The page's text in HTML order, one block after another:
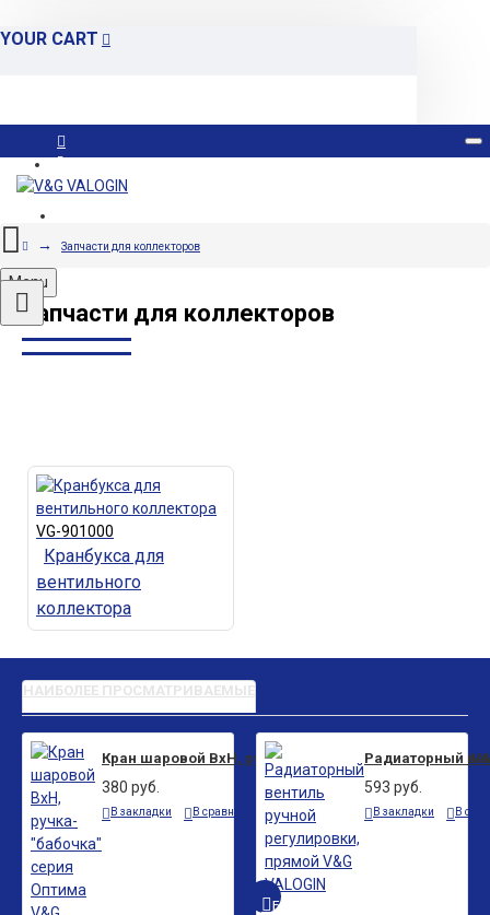
YOUR CART
Вход
Menu
Запчасти для коллекторов
Запчасти для коллекторов
VG-901000
Кранбукса для
вентильного
коллектора
НАИБОЛЕЕ ПРОСМАТРИВАЕМЫЕ
Кран шаровой ВxН, ручка-"бабочка" серия Оптима
380 руб.
В закладки В сравнение
БЫСТРЫЙ ПРОСМОТР
Радиаторный
593 руб.
В закладки В